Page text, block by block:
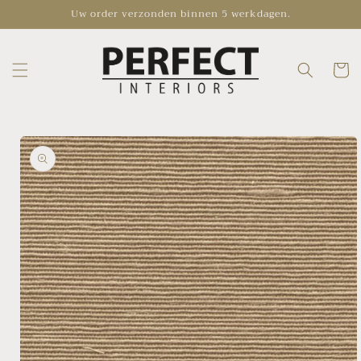
Uw order verzonden binnen 5 werkdagen.
Cart
Skip to
product
information